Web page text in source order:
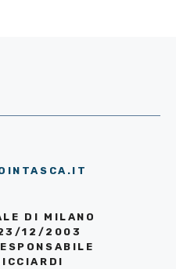
DI MILANO
12/2003